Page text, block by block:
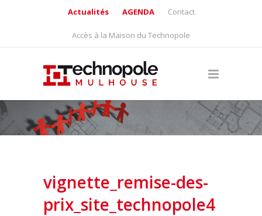
Actualités AGENDA Contact
Accès à la Maison du Technopole
vignette_remise-des-
prix_site_technopole4